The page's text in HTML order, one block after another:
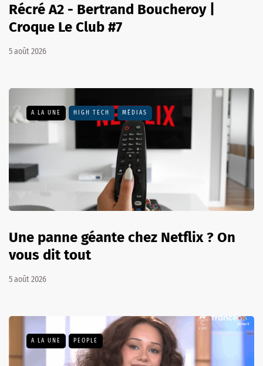
Récré A2 - Bertrand Boucheroy |
Croque Le Club #7
5 août 2026
A LA UNE HIGH TECH MÉDIAS
Une panne géante chez Netflix ? On
vous dit tout
5 août 2026
A LA UNE PEOPLE